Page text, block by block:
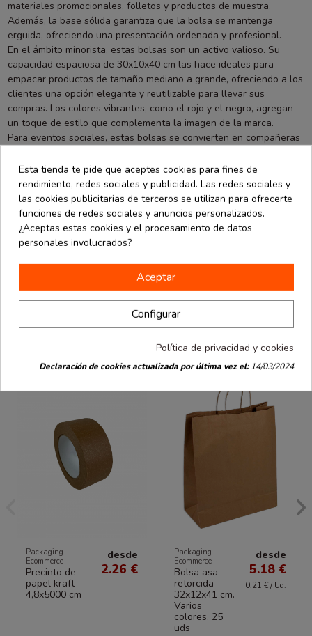
materiales promocionales, folletos y productos de muestra.
Además, la base sólida garantiza que la bolsa se mantenga
erguida, ofreciendo una presentación ordenada y profesional.
En el ámbito minorista, estas bolsas son un activo valioso. Su
capacidad espaciosa de 30x10x40 cm las hace ideales para
empacar productos de tamaño mediano a grande, ofreciendo a los
clientes una opción elegante y reutilizable para llevar sus
compras. Los colores vibrantes, como el rojo y el negro, agregan
un toque de estilo que complementa la imagen de la marca.
Para eventos sociales, estas bolsas se convierten en compañeras
eventos corporativos o fiestas, su diseño versátil y la posibilidad
de personalización las convierten en un detalle memorable y útil.
La Bolsa de No Tejido de La Bolsera también es una opción
ecoamigable para aquellos comprometidos con prácticas
sostenibles. Su durabilidad garantiza que puedan ser reutilizadas
en múltiples ocasiones, reduciendo así la dependencia de bolsas
Los clientes que compraron este producto
Packaging
Ecommerce
Precinto de
papel kraft
4,8x5000 cm
desde
2.26 €
Packaging
Ecommerce
Bolsa asa
retorcida
32x12x41 cm.
Varios
colores. 25
uds
desde
5.18 €
0.21 € / Ud.
Esta tienda te pide que aceptes cookies para fines de
rendimiento, redes sociales y publicidad. Las redes sociales y
las cookies publicitarias de terceros se utilizan para ofrecerte
funciones de redes sociales y anuncios personalizados.
¿Aceptas estas cookies y el procesamiento de datos
personales involucrados?
Aceptar
Configurar
Política de privacidad y cookies
Declaración de cookies actualizada por última vez el:14/03/2024